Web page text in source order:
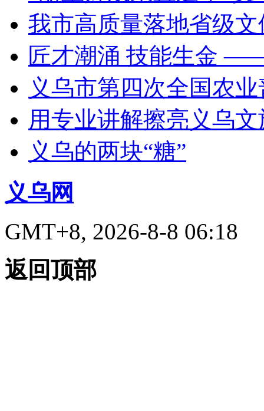
我市高质量落地省级
匠才潮涌 技能生金
义乌市第四次全国农
用专业讲解擦亮义乌
义乌的两块“糖”
义乌网
GMT+8, 2026-8-8 06:18
返回顶部